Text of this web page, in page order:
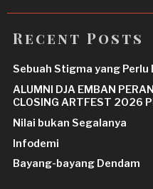
Recent Posts
Sebuah Stigma yang Perlu
ALUMNI DJA EMBAN
CLOSING ARTFEST 2026
Nilai bukan Segalanya
Infodemi
Bayang-bayang Dendam